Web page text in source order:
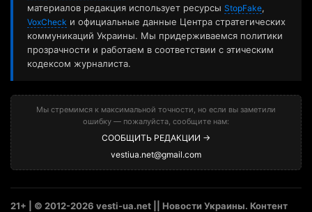
материалов редакция использует ресурсы StopFake,
VoxCheck и официальные данные Центра стратегических
коммуникаций Украины. Мы придерживаемся политики
прозрачности и работаем в соответствии с этическим
кодексом журналиста.
Мы стремимся к максимальной точности, но если вы заметили
ошибку — пожалуйста, сообщите нам:
СООБЩИТЬ РЕДАКЦИИ →
vestiua.net@gmail.com
21+ | © 2012-2026 vesti-ua.net || Новости Украины. Контент